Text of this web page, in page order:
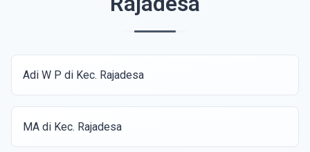
Adi W P di Kec. Rajadesa
MA di Kec. Rajadesa